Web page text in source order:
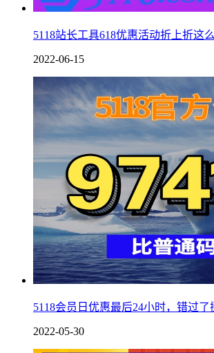
5118站长工具618优惠活动折上折这
2022-06-15
5118会员日优惠最后24小时，错过了
2022-05-30